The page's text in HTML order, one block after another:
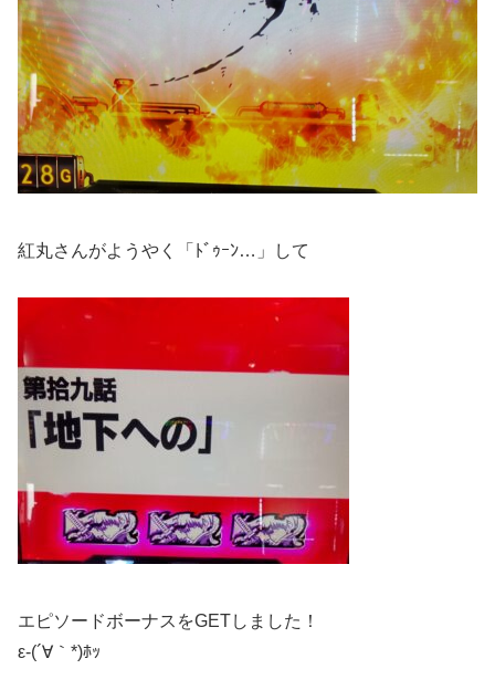
紅丸さんがようやく「ﾄﾞｩｰﾝ…」して
エピソードボーナスをGETしました！
ε-(´∀｀*)ﾎｯ